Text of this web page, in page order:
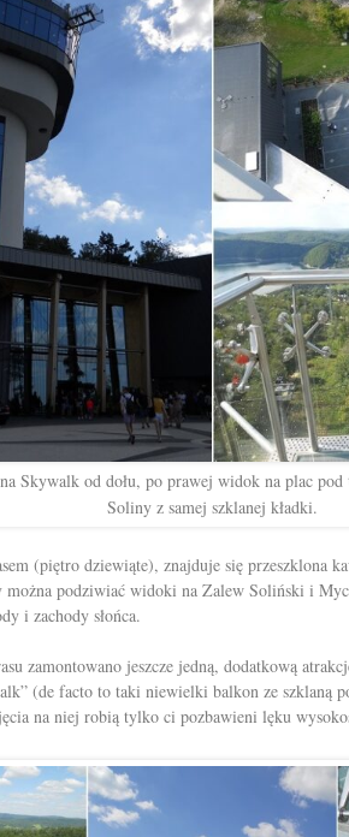
Skywalk od dołu, po prawej widok na plac pod
Soliny z samej szklanej kładki.
(piętro dziewiąte), znajduje się przeszklona
można podziwiać widoki na Zalew Soliński i
i zachody słońca.
zamontowano jeszcze jedną, dodatkową
(de facto to taki niewielki balkon ze szklaną
na niej robią tylko ci pozbawieni lęku